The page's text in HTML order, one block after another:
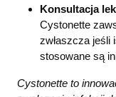
Konsultacja
Cystonette
zwłaszcza jeśli
stosowane są
Cystonette to